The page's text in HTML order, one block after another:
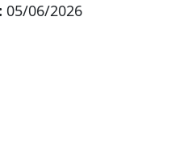
05/06/2026